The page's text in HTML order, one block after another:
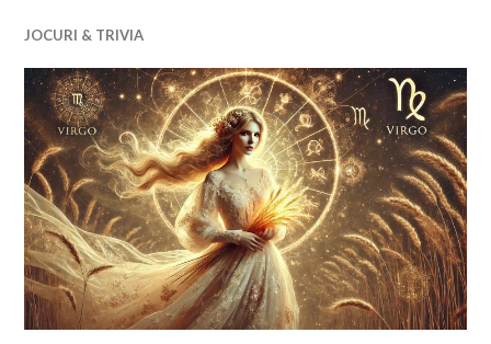
JOCURI & TRIVIA